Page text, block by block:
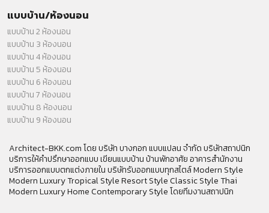
แบบบ้าน/ห้องนอน
แบบบ้าน 2 ห้องนอน
แบบบ้าน 3 ห้องนอน
แบบบ้าน 4 ห้องนอน
แบบบ้าน 5 ห้องนอน
แบบบ้าน 6 ห้องนอน
แบบบ้าน 7 ห้องนอน
แบบบ้าน 8 ห้องนอน
แบบบ้าน 9 ห้องนอน
Architect-BKK.com โดย บริษัท บางกอก แบบแปลน จำกัด บริษัทสถาปนิก
บริการให้คำปรึกษาออกแบบ เขียนแบบบ้าน บ้านพักอาศัย อาคารสำนักงาน
บริการออกแบบตกแต่งภายใน บริษัทรับออกแบบทุกสไตล์ Modern Style
Modern Luxury Tropical Style Resort Style Classic Style Thai
Modern Luxury Home Contemporary Style โดยทีมงานสถาปนิก